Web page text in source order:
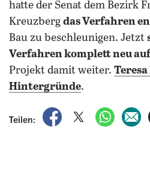
hatte der Senat dem Bezirk
Kreuzberg das Verfahren
Bau zu beschleunigen. Jetzt
Verfahren komplett neu auf
Projekt damit weiter.
Hintergründe.
Teilen:
auf Facebook teilen
auf X teilen
per